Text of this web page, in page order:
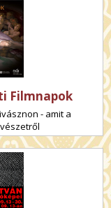
Filmnapok
- amit a